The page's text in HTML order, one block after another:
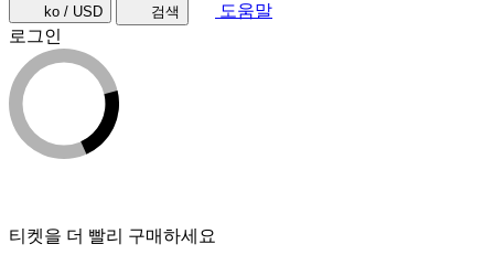
ko / USD 검색
도움말
로그인
티켓을 더 빨리 구매하세요